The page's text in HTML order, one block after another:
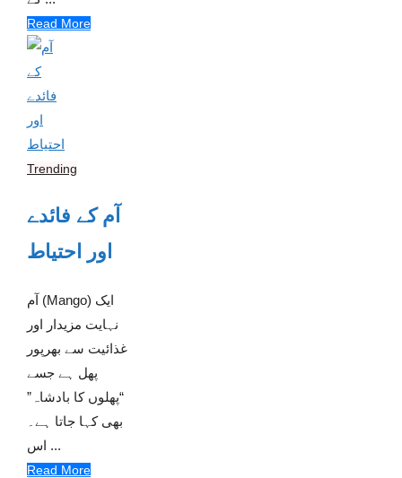
Read More
Trending
آم کے فائدے
اور احتیاط
آم (Mango) ایک
نہایت مزیدار اور
غذائیت سے بھرپور
پھل ہے جسے
“پھلوں کا بادشاہ”
بھی کہا جاتا ہے۔
اس ...
Read More